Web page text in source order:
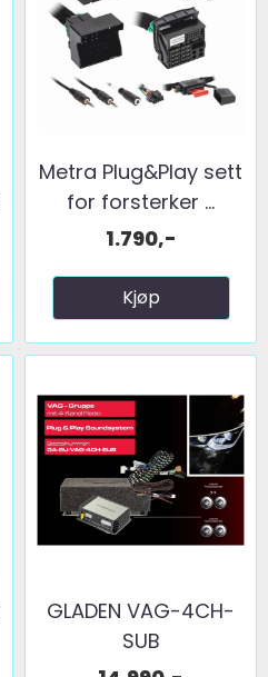
Metra Plug&Play sett
for forsterker ...
1.790,-
Kjøp
GLADEN VAG-4CH-
SUB